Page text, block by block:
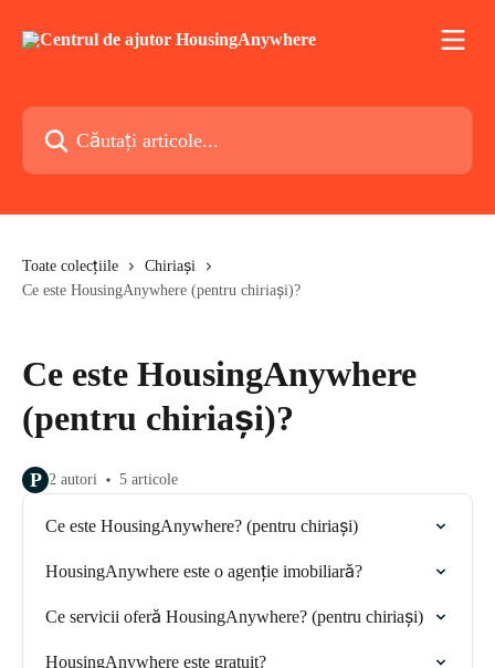
Căutați articole...
Toate colecțiile
Chiriași
Ce este HousingAnywhere (pentru chiriași)?
Ce este HousingAnywhere
(pentru chiriași)?
P 2 autori 5 articole
Ce este HousingAnywhere? (pentru chiriași)
HousingAnywhere este o agenție imobiliară?
Ce servicii oferă HousingAnywhere? (pentru chiriași)
HousingAnywhere este gratuit?